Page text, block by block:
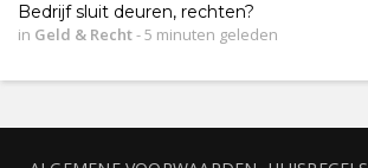
Bedrijf sluit deuren, rechten?
in Geld & Recht-5 minuten geleden